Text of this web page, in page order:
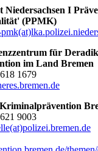
I
(PPMK)
für
im Land Bremen
1679
9003